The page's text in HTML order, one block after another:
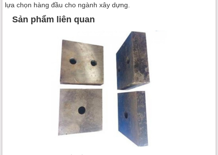
lựa chọn hàng đầu cho ngành xây dựng.
Sản phẩm liên quan